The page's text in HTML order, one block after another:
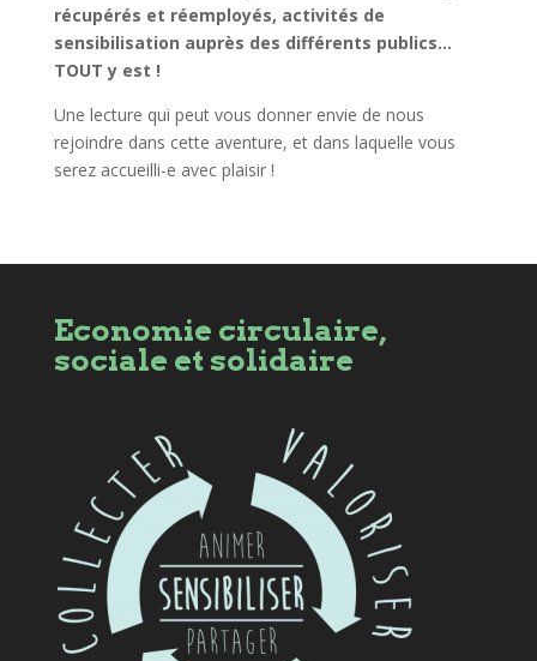
récupérés et réemployés, activités de
sensibilisation auprès des différents publics…
TOUT y est !
Une lecture qui peut vous donner envie de nous
rejoindre dans cette aventure, et dans laquelle vous
serez accueilli-e avec plaisir !
Economie circulaire,
sociale et solidaire